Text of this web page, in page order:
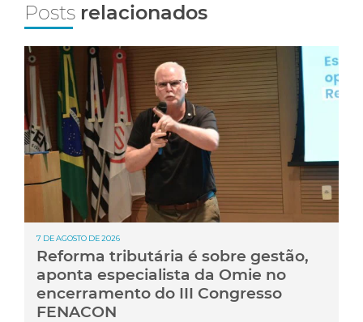
Posts relacionados
7 DE AGOSTO DE 2026
Reforma tributária é sobre gestão,
aponta especialista da Omie no
encerramento do III Congresso
FENACON